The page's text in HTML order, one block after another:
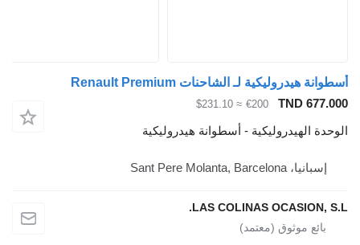
أسطوانة هيدروليكية لـ الشاحنات Renault Premium
TND 677.000
€200
≈ $231.10
الوحدة الهيدروليكية - أسطوانة هيدروليكية
إسبانيا، Sant Pere Molanta, Barcelona
LAS COLINAS OCASION, S.L.